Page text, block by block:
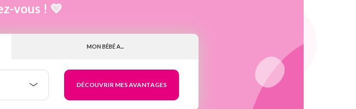
vous ! 💛
MON BÉBÉ A...